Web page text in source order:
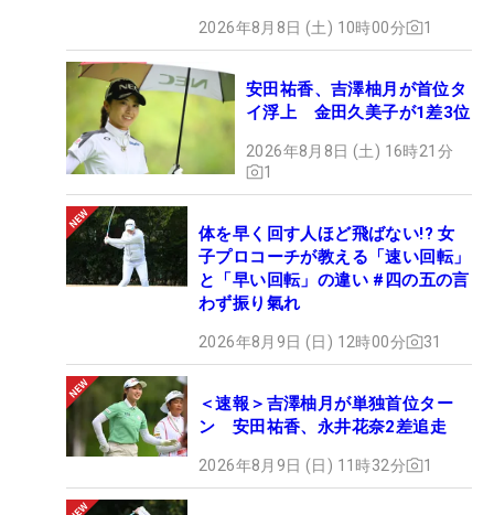
2026年8月8日 (土) 10時00分 1
安田祐香、吉澤柚月が首位タ
イ浮上 金田久美子が1差3位
2026年8月8日 (土) 16時21分
1
体を早く回す人ほど飛ばない!? 女
子プロコーチが教える「速い回転」
と「早い回転」の違い #四の五の言
わず振り氣れ
2026年8月9日 (日) 12時00分 31
＜速報＞吉澤柚月が単独首位ター
ン 安田祐香、永井花奈2差追走
2026年8月9日 (日) 11時32分 1